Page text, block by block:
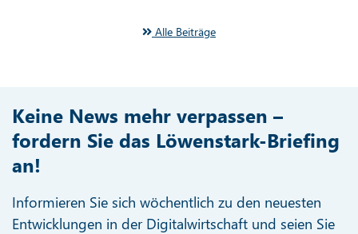
Alle Beiträge
Keine News mehr verpassen –
fordern Sie das Löwenstark-Briefing
an!
Informieren Sie sich wöchentlich zu den neuesten
Entwicklungen in der Digitalwirtschaft und seien Sie